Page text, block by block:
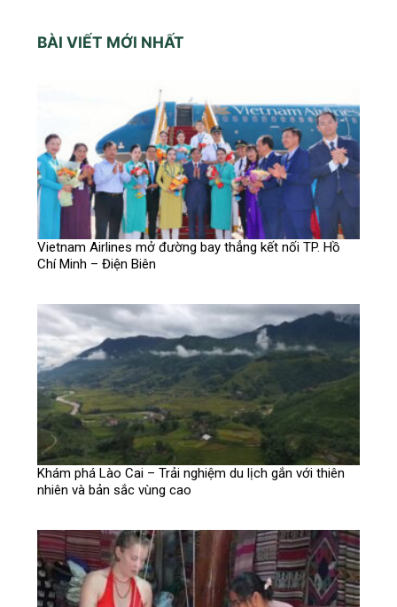
BÀI VIẾT MỚI NHẤT
Vietnam Airlines mở đường bay thẳng kết nối TP. Hồ
Chí Minh – Điện Biên
Khám phá Lào Cai – Trải nghiệm du lịch gắn với thiên
nhiên và bản sắc vùng cao